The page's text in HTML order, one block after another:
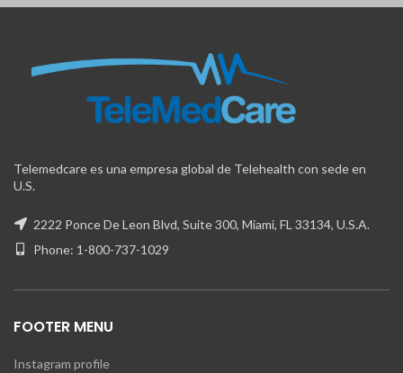
Telemedcare es una empresa global de Telehealth con sede en
U.S.
2222 Ponce De Leon Blvd, Suite 300, Miami, FL 33134, U.S.A.
Phone: 1-800-737-1029
FOOTER MENU
Instagram profile